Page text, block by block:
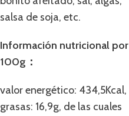
salsa de soja, etc.
Información nutricional por
100g：
valor energético: 434,5Kcal,
grasas: 16,9g, de las cuales